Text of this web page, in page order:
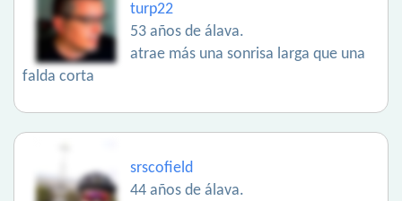
turp22
53 años de álava.
atrae más una sonrisa larga que una
falda corta
srscofield
44 años de álava.